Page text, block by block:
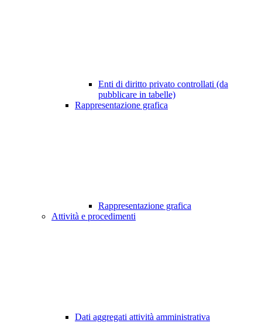
Enti di diritto privato controllati (da
pubblicare in tabelle)
Rappresentazione grafica
Rappresentazione grafica
Attività e procedimenti
Dati aggregati attività amministrativa